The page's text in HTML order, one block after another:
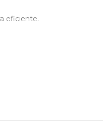
eficiente.